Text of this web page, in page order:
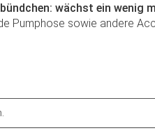
wächst ein wenig
Pumphose sowie andere